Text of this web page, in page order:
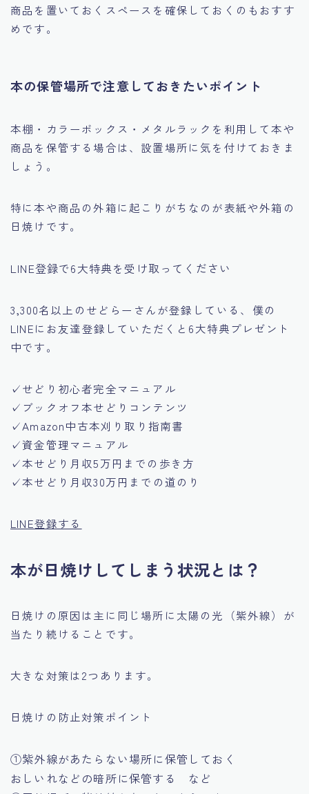
商品を置いておくスペースを確保しておくのもおすす
めです。
本の保管場所で注意しておきたいポイント
本棚・カラーボックス・メタルラックを利用して本や
商品を保管する場合は、 設置場所に気を付けておきま
しょう。
特に本や商品の外箱に起こりがちなのが表紙や外箱の
日焼けです。
LINE登録で6大特典を受け取ってください
3,300名以上のせどらーさんが登録している、僕の
LINEにお友達登録していただくと6大特典プレゼント
中です。
✓せどり初心者完全マニュアル
✓ブックオフ本せどりコンテンツ
✓Amazon中古本刈り取り指南書
✓資金管理マニュアル
✓本せどり月収5万円までの歩き方
✓本せどり月収30万円までの道のり
LINE登録する
本が日焼けしてしまう状況とは？
日焼けの原因は主に同じ場所に太陽の光（紫外線）が
当たり続けることです。
大きな対策は2つあります。
日焼けの防止対策ポイント
①紫外線があたらない場所に保管しておく
おしいれなどの暗所に保管する など